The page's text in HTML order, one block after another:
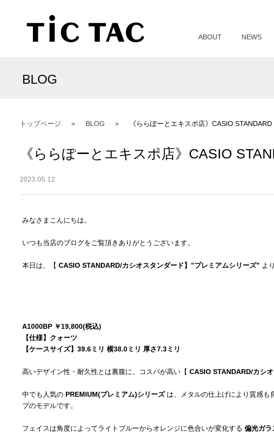
ABOUT NEWS
トップページ BLOG 《ららぽーとエキスポ店》CASIO
BLOG
《ららぽーとエキスポ店》CASIO
2023.05.12
みなさまこんにちは。
いつも当店のブログをご覧頂きありがとうございます。
本日は、【CASIO STANDARD/カシオスタンダード】”プレミアムシリーズ” より
A1000BP ￥19,800(税込)
【仕様】クォーツ
【ケースサイズ】39.6ミリ 横38.0ミリ 厚さ7.3ミリ
高いデザイン性・耐久性とは裏腹に、コスパが高い【CASIO STANDARD/カシオ
中でも人気の PREMIUM(プレミアム)シリーズ は、メタルの仕上げにより質感も
プのモデルです。
フェイスは角度によってライトブルーからオレンジに色合いが変化する偏光ガラ